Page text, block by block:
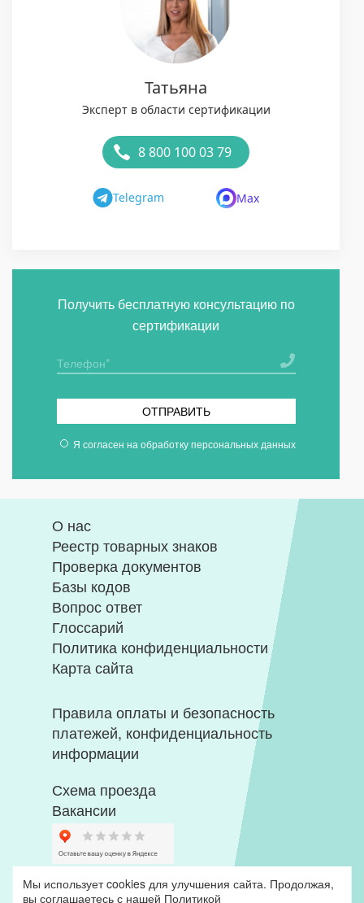
Татьяна
Эксперт в области сертификации
8 800 100 03 79
Telegram Max
Получить бесплатную консультацию по
сертификации
ОТПРАВИТЬ
Я согласен на обработку персональных данных
О нас
Реестр товарных знаков
Проверка документов
Базы кодов
Вопрос ответ
Глоссарий
Политика конфиденциальности
Карта сайта
Правила оплаты и безопасность
платежей, конфиденциальность
информации
Схема проезда
Вакансии
Мы использует cookies для улучшения сайта. Продолжая,
вы соглашаетесь с нашей Политикой